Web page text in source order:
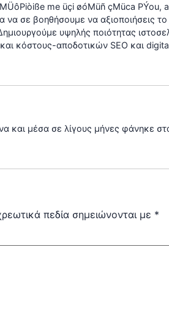
me üçi øóMüñ çMüca
να σε βοηθήσουμε να αξιοποιήσεις
υψηλής ποιότητας
κόστους-αποδοτικών SEO και
και μέσα σε λίγους μήνες φάνηκε
πεδία σημειώνονται με *